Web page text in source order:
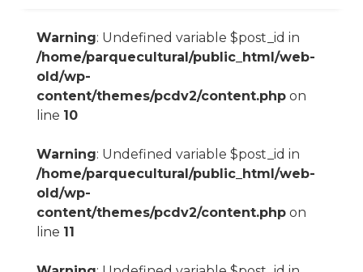
Warning: Undefined variable $post_id in
/home/parquecultural/public_html/web-
old/wp-
content/themes/pcdv2/content.phpon
line 10
Warning: Undefined variable $post_id in
/home/parquecultural/public_html/web-
old/wp-
content/themes/pcdv2/content.phpon
line 11